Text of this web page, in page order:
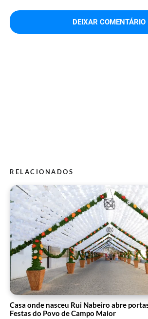
RELACIONADOS
Casa onde nasceu Rui Nabeiro abre
Festas do Povo de Campo Maior